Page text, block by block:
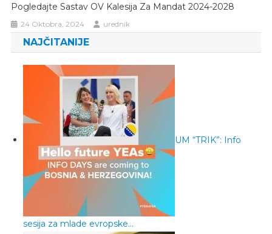
Pogledajte Sastav OV Kalesija Za Mandat 2024-2028
24 Oktobra, 2024 urednik
NAJČITANIJE
UM “TRIK”: Info
sesija za mlade evropske…